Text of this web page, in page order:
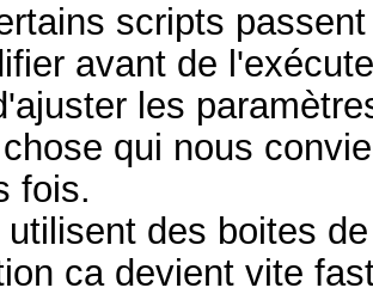
scripts
avant de
les
qui nous
fois.
utilisent des boites
ca devient vite